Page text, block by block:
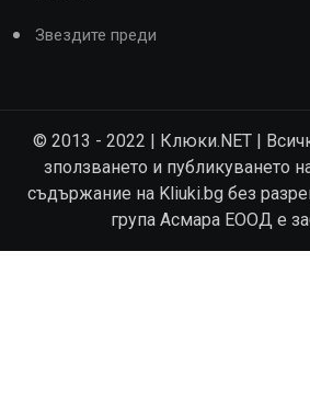
Звездите преди
© 2013 - 2022 | Клюки.NET |
зползването и публикуването
съдържание на Kliuki.bg без
група Асмара ЕООД е